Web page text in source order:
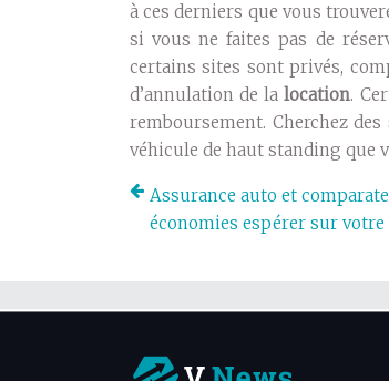
à ces derniers que vous
si vous ne faites pas de
certains sites sont privés,
d’annulation de lalocation.
remboursement. Cherchez
véhicule de haut standing que
Assurance auto et
économies espérer sur votre